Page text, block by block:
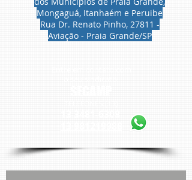
Mongaguá, Itanhaém e Peruibe
Rua Dr. Renato Pinho, 27811 -
Aviação - Praia Grande/SP